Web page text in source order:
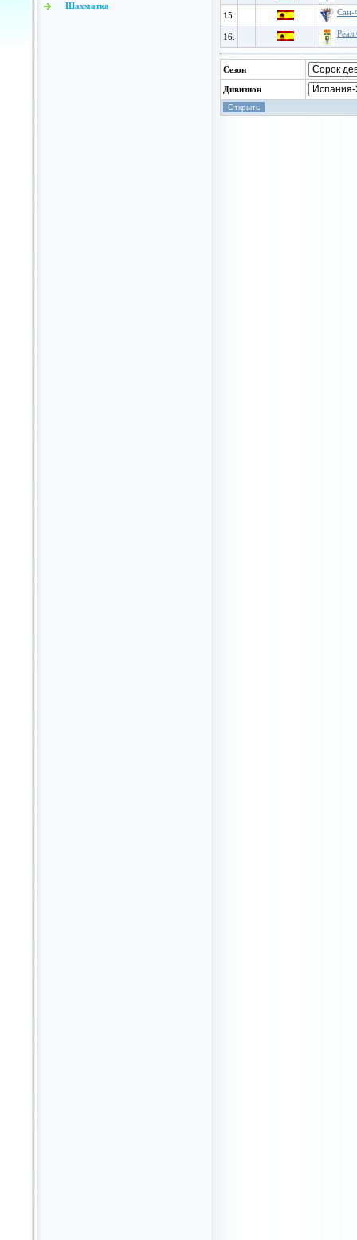
Шахматка
15. Сан-
16. Реал
Сезон
Дивизион